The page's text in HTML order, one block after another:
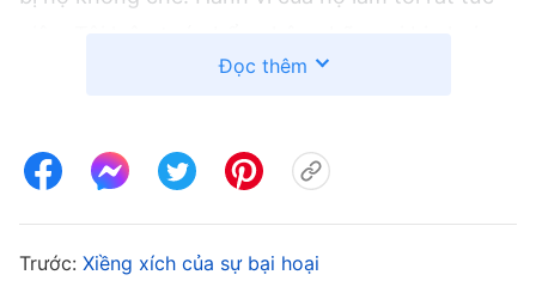
bày là lãnh đạo giả ngay lập tức. Sao tôi có thể
mổ xẻ bản chất những hành động của tôi, phơi
bày tôi là một lãnh đạo giả không thực hành lẽ
thật, mà lại làm theo những triết lý Sa-tan. Chị
ấy nói tôi bảo vệ những lãnh đạo giả đó, như
Đọc thêm
Trước: Xiềng xích của sự bại hoại